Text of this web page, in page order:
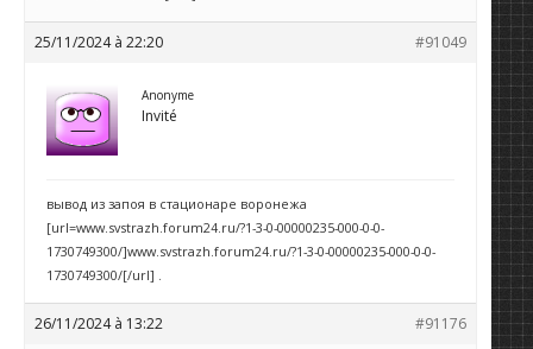
25/11/2024 à 22:20 #91049
Anonyme
Invité
вывод из запоя в стационаре воронежа
[url=www.svstrazh.forum24.ru/?1-3-0-00000235-000-0-0-
1730749300/]www.svstrazh.forum24.ru/?1-3-0-00000235-000-0-0-
1730749300/[/url] .
26/11/2024 à 13:22 #91176